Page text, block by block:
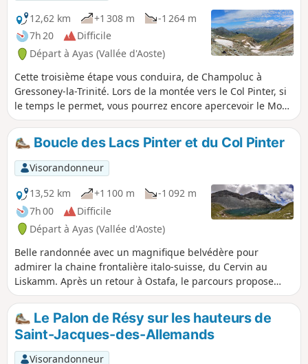
12,62 km
+1 308 m
-1 264 m
7h 20
Difficile
Départ à Ayas (Vallée d'Aoste)
Cette troisième étape vous conduira, de Champoluc à
Gressoney-la-Trinité. Lors de la montée vers le Col Pinter, si
le temps le permet, vous pourrez encore apercevoir le Mont
Blanc. La descente vers Gressoney, vous proposera de
nombreuses cascades. En empruntant le sentier Walser,
vous traverserez le village typique de Alpenzu.
Boucle des Lacs Pinter et du Col Pinter
Visorandonneur
13,52 km
+1 100 m
-1 092 m
7h 00
Difficile
Départ à Ayas (Vallée d'Aoste)
Belle randonnée avec un magnifique belvédère pour
admirer la chaine frontalière italo-suisse, du Cervin au
Liskamm. Après un retour à Ostafa, le parcours propose
une boucle en direction des Lacs Pinter et du Col éponyme
au pied de la Tête Grise.
Le Palon de Résy sur les hauteurs de
Saint-Jacques-des-Allemands
Visorandonneur